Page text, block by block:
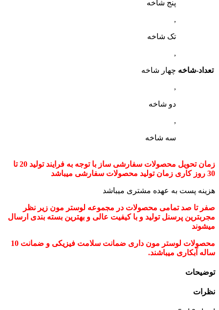
تعداد-شاخه
پنج شاخه
,
تک شاخه
,
چهار شاخه
,
دو شاخه
,
سه شاخه
زمان تحویل محصولات سفارشی ساز با توجه به فرایند تولید 20 تا
30 روز کاری زمان تولید محصولات سفارشی میباشد
هزینه پست به عهده مشتری میباشد
صفر تا صد تمامی محصولات در مجموعه لوستر مون زیر نظر
مجربترین پرسنل تولید و با کیفیت عالی و بهترین بسته بندی ارسال
میشوند
محصولات لوستر مون داری ضمانت سلامت فیزیکی و ضمانت 10
ساله آبکاری میباشند.
توضیحات
نظرات